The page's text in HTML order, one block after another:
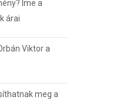
Íme a
árai
Viktor a
meg a